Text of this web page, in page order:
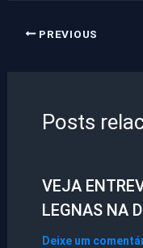
PREVIOUS
Posts
VEJA
LEGNAS NA
Deixe um